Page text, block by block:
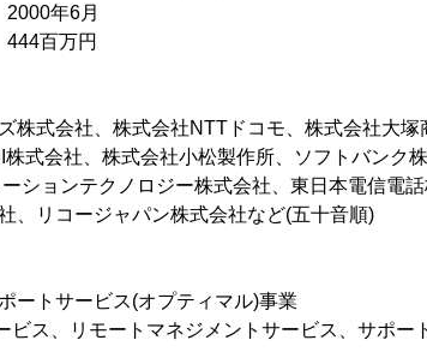
6月
万円
株式会社、株式会社NTTドコモ、株式会社大
式会社、株式会社小松製作所、ソフトバンク
ションテクノロジー株式会社、東日本電信電
、リコージャパン株式会社など(五十音順)
ートサービス(オプティマル)事業
ビス、リモートマネジメントサービス、サポー